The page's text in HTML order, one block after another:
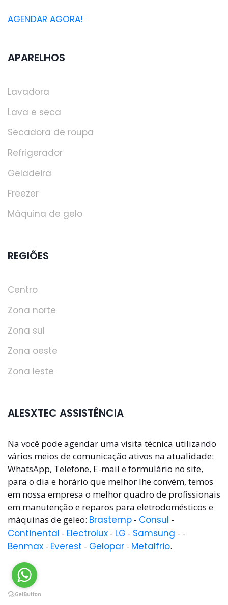
AGENDAR AGORA!
APARELHOS
Lavadora
Lava e seca
Secadora de roupa
Refrigerador
Geladeira
Freezer
Máquina de gelo
REGIÕES
Centro
Zona norte
Zona sul
Zona oeste
Zona leste
ALESXTEC ASSISTÊNCIA
Na você pode agendar uma visita técnica utilizando
vários meios de comunicação ativos na atualidade:
WhatsApp, Telefone, E-mail e formulário no site,
para o dia e horário que melhor lhe convém, temos
em nossa empresa o melhor quadro de profissionais
em manutenção e reparos para eletrodomésticos e
máquinas de geleo: Brastemp - Consul -
Continental - Electrolux - LG - Samsung - -
Benmax - Everest - Gelopar - Metalfrio.